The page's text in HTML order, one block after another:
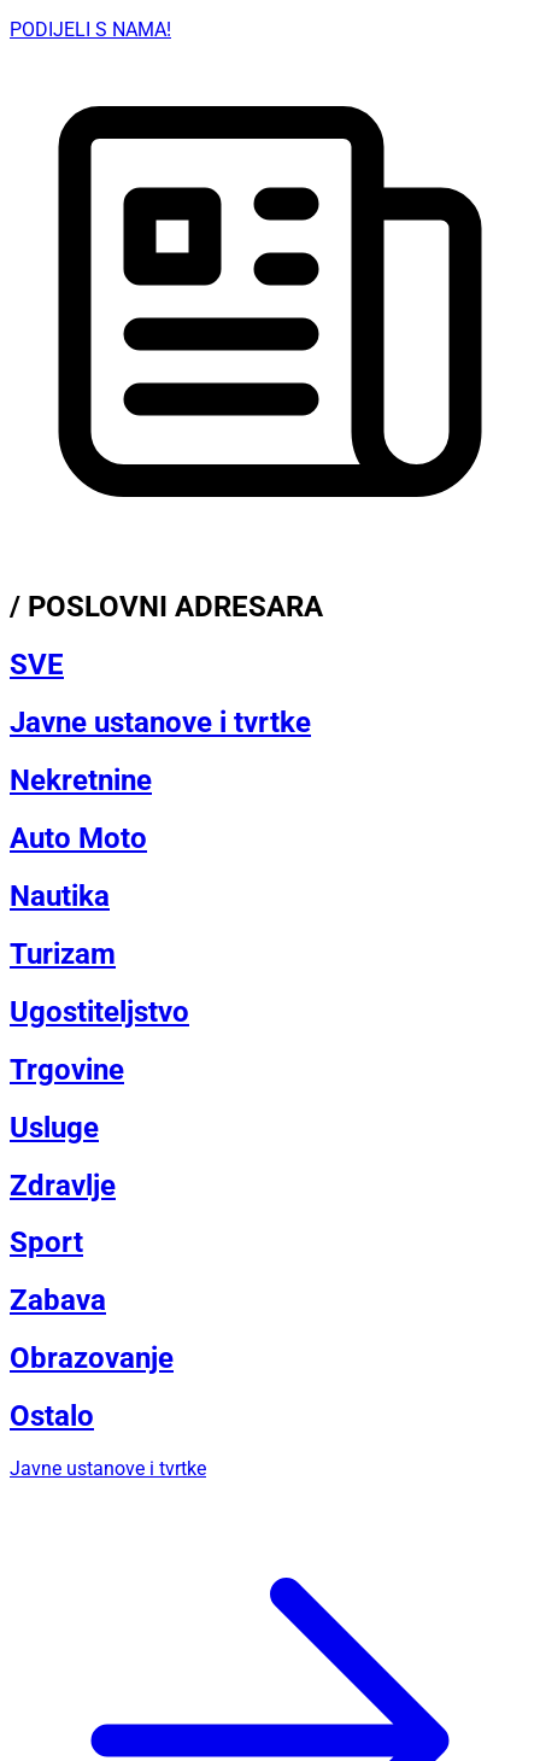
PODIJELI S NAMA!
/ POSLOVNI ADRESARA
SVE
Javne ustanove i tvrtke
Nekretnine
Auto Moto
Nautika
Turizam
Ugostiteljstvo
Trgovine
Usluge
Zdravlje
Sport
Zabava
Obrazovanje
Ostalo
Javne ustanove i tvrtke